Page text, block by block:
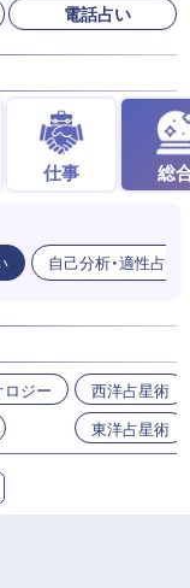
電話占い
仕事 総
自己分析・適性占い
ロジー
西洋占星術
東洋占星術